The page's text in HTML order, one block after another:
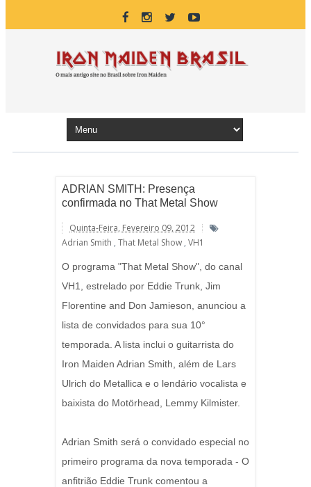
ADRIAN SMITH: Presença
confirmada no That Metal Show
Quinta-Feira, Fevereiro 09, 2012
Adrian Smith , That Metal Show , VH1
O programa "That Metal Show", do canal
VH1, estrelado por Eddie Trunk, Jim
Florentine and Don Jamieson, anunciou a
lista de convidados para sua 10°
temporada. A lista inclui o guitarrista do
Iron Maiden Adrian Smith, além de Lars
Ulrich do Metallica e o lendário vocalista e
baixista do Motörhead, Lemmy Kilmister.
Adrian Smith será o convidado especial no
primeiro programa da nova temporada - O
anfitrião Eddie Trunk comentou a